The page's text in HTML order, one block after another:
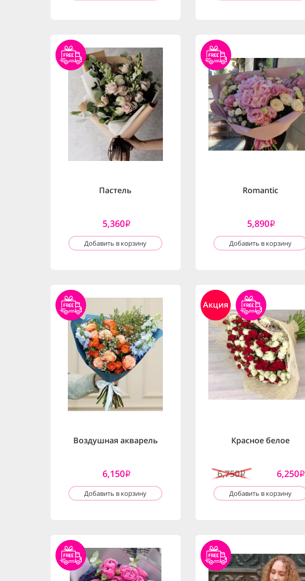
Пастель
5,360i
Добавить в корзину
Romantic
5,890i
Добавить в корзину
Воздушная акварель
6,150i
Добавить в корзину
Акция
Красное белое
6,750i 6,250i
Добавить в корзину